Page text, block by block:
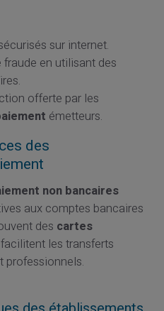
sur internet.
fraude en utilisant des
offerte par les
émetteurs.
des
non bancaires
aux comptes bancaires
des cartes
les transferts
professionnels.